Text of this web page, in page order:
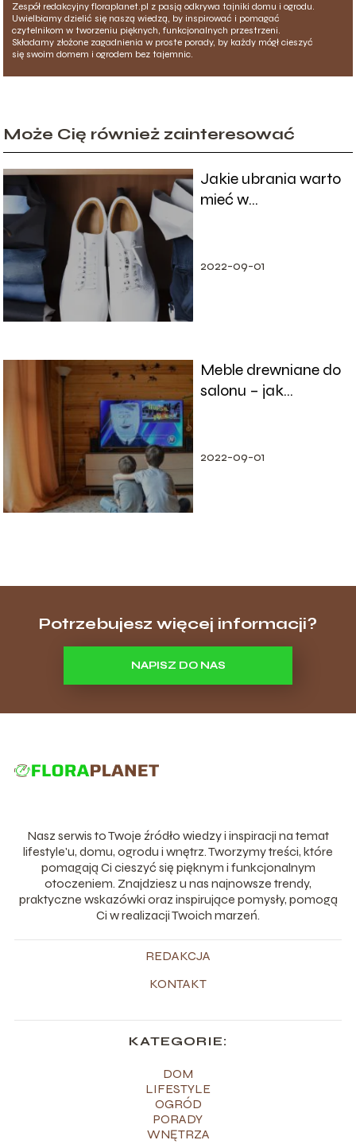
Zespół redakcyjny floraplanet.pl z pasją odkrywa tajniki domu i ogrodu.
Uwielbiamy dzielić się naszą wiedzą, by inspirować i pomagać
czytelnikom w tworzeniu pięknych, funkcjonalnych przestrzeni.
Składamy złożone zagadnienia w proste porady, by każdy mógł cieszyć
się swoim domem i ogrodem bez tajemnic.
Może Cię również zainteresować
Jakie ubrania warto
mieć w
2022-09-01
Meble drewniane do
salonu – jak
2022-09-01
Potrzebujesz więcej informacji?
NAPISZ DO NAS
Nasz serwis to Twoje źródło wiedzy i inspiracji na temat
lifestyle'u, domu, ogrodu i wnętrz. Tworzymy treści, które
pomagają Ci cieszyć się pięknym i funkcjonalnym
otoczeniem. Znajdziesz u nas najnowsze trendy,
praktyczne wskazówki oraz inspirujące pomysły, pomogą
Ci w realizacji Twoich marzeń.
REDAKCJA
KONTAKT
KATEGORIE:
DOM
LIFESTYLE
OGRÓD
PORADY
WNĘTRZA